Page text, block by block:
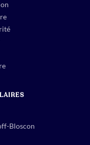
Bloscon